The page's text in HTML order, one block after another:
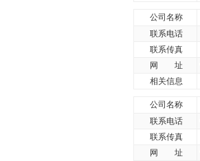
公司名称
联系电话
联系传真
网 址
相关信息
公司名称
联系电话
联系传真
网 址